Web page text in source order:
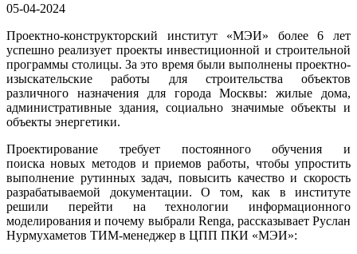
05-04-2024
Проектно-конструкторский институт «МЭИ» более 6 лет
успешно реализует проекты инвестиционной и строительной
программы столицы. За это время были выполнены проектно-
изыскательские работы для строительства объектов
различного назначения для города Москвы: жилые дома,
административные здания, социально значимые объекты и
объекты энергетики.
Проектирование требует постоянного обучения и
поиска новых методов и приемов работы, чтобы упростить
выполнение рутинных задач, повысить качество и скорость
разрабатываемой документации. О том, как в институте
решили перейти на технологии информационного
моделирования и почему выбрали Renga, рассказывает Руслан
Нурмухаметов ТИМ-менеджер в ЦПП ПКИ «МЭИ»: